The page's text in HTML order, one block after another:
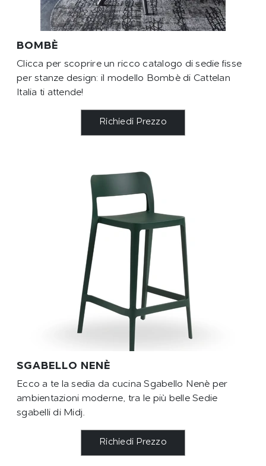
BOMBÈ
Clicca per scoprire un ricco catalogo di sedie fisse
per stanze design: il modello Bombè di Cattelan
Italia ti attende!
Richiedi Prezzo
SGABELLO NENÈ
Ecco a te la sedia da cucina Sgabello Nenè per
ambientazioni moderne, tra le più belle Sedie
sgabelli di Midj.
Richiedi Prezzo